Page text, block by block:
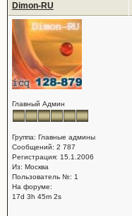
Dimon-RU
Главный Админ
Группа: Главные админы
Сообщений: 2 787
Регистрация: 15.1.2006
Из: Москва
Пользователь №: 1
На форуме:
17d 3h 45m 2s